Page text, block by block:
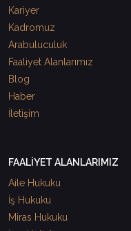
Kariyer
Kadromuz
Arabuluculuk
Faaliyet Alanlarımız
Blog
Haber
İletişim
FAALİYET ALANLARIMIZ
Aile Hukuku
İş Hukuku
Miras Hukuku